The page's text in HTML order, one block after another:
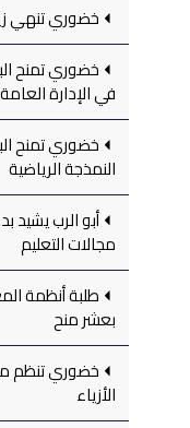
خضوري تنهي
خضوري تمنح
في الإدارة العامة
خضوري تمنح
النمذجة الرياضية
أبو الرب يشيد
مجالات التعليم
طلبة أنظمة
بعشر منح
خضوري تنظم
الأزياء